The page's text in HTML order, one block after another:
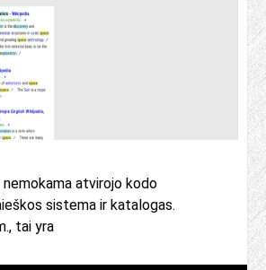
atvirojo kodo
sistema ir katalogas.
tai yra